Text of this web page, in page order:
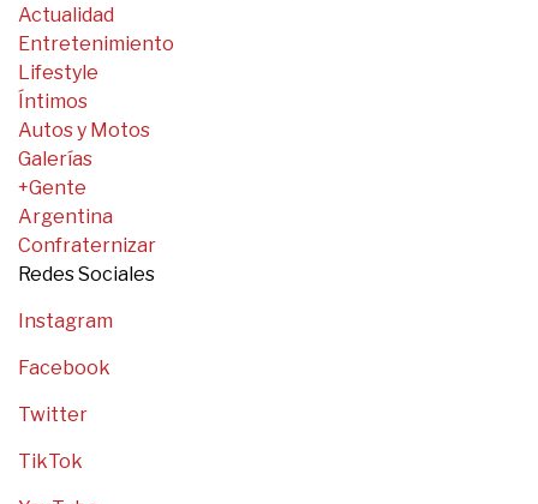
Actualidad
Entretenimiento
Lifestyle
Íntimos
Autos y Motos
Galerías
+Gente
Argentina
Confraternizar
Redes Sociales
Instagram
Facebook
Twitter
TikTok